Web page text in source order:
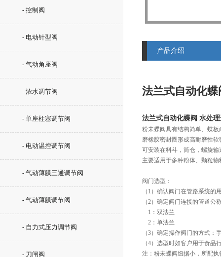
- 控制阀
- 电动针型阀
- 气动角座阀
- 浓水调节阀
- 单座柱塞调节阀
- 电动温控调节阀
- 气动薄膜三通调节阀
- 气动薄膜调节阀
- 自力式压力调节阀
- 刀闸阀
产品介绍
法兰式自动化
法兰式自动化蝶阀 水处
粉未蝶阀具有结构简单、蝶
磨橡胶密封圈形成高耐磨性软
可安装在料斗，筒仓，螺旋
主要适用于多种粉体、颗粒
阀门选型：
（1）确认阀门在管路系统
（2）确定阀门连接的管道公
1：双法兰
2：单法兰
（3）确定操作阀门的方式：
（4）选型时如客户用于食品
注：粉未蝶阀纽据小，所配